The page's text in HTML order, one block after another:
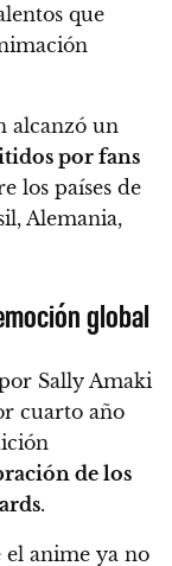
que
alcanzó un
por fans
los países de
Alemania,
global
Sally Amaki
cuarto año
de los
.
el anime ya no